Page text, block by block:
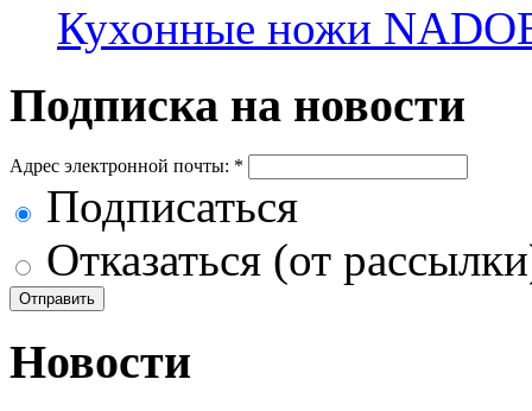
Кухонные ножи
Подписка на новости
Адрес электронной почты: *
Подписаться
Отказаться (от
Новости